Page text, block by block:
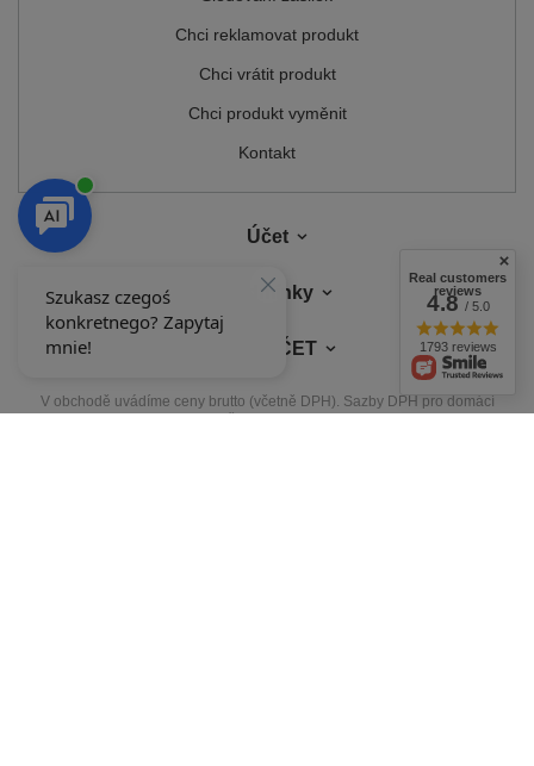
Chci reklamovat produkt
Chci vrátit produkt
Chci produkt vyměnit
Kontakt
Účet
Podmínky
MŮJ ÚČET
V obchodě uvádíme ceny brutto (včetně DPH). Sazby DPH pro domácí
Real customers
reviews
4.8/ 5.0
1793 reviews